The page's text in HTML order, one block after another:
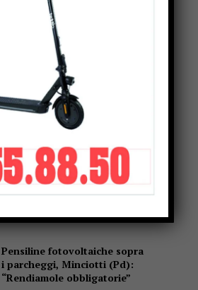
Sansepolcro, arrestata
coppia di truffatori: con loro,
in auto, il figlio di 7 anni
Un abbraccio del Papa da
portare nel cuore per tutta la
vita
sulla E45
Pensiline fotovoltaiche sopra
i parcheggi, Minciotti (Pd):
“Rendiamole obbligatorie”